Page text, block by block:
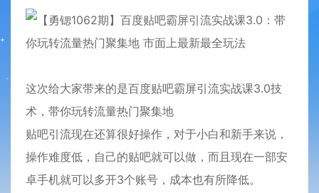
这次给大家带来的是百度贴吧霸屏引流实战课3.0技
术，带你玩转流量热门聚集地
贴吧引流现在还算很好操作，对于小白和新手来说，
操作难度低，自己的贴吧就可以做，而且现在一部安
卓手机就可以多开3个账号，成本也有所降低。